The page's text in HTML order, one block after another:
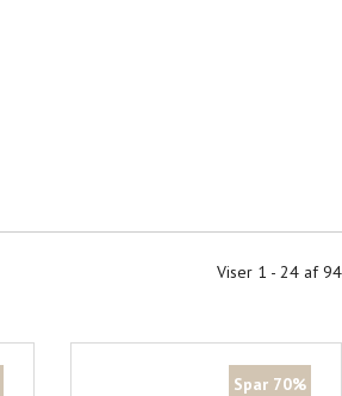
Viser 1 - 24 af 94
Spar 70%